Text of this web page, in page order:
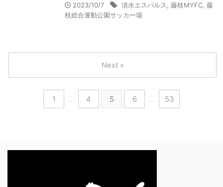
2023/10/7 清水エスパルス 藤枝MYFC 藤
枝総合運動公園サッカー場
1 … 4 5 6 … 53
Next »